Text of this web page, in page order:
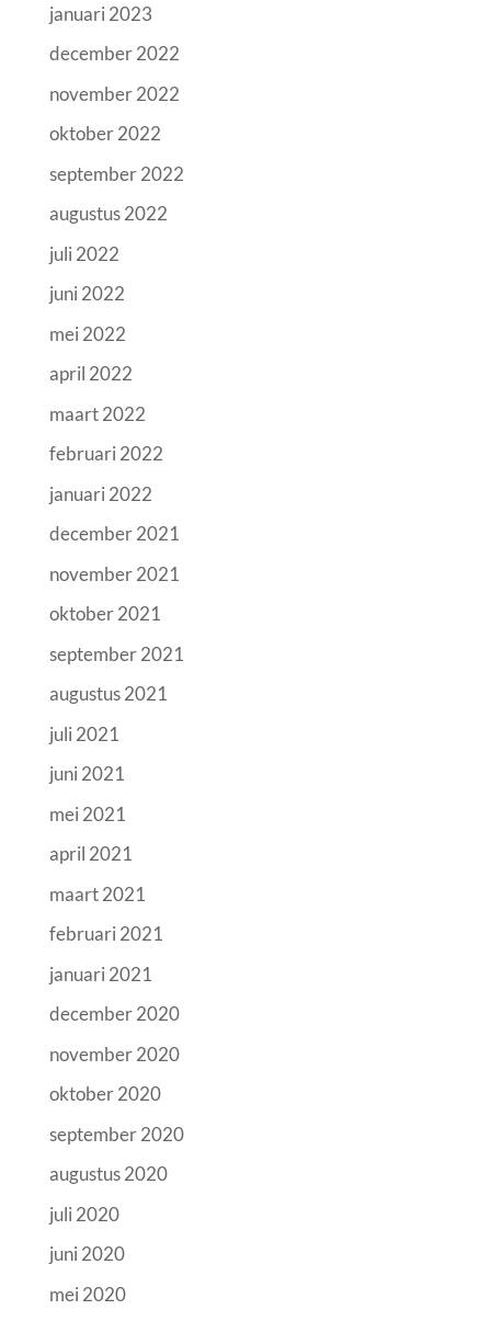
januari 2023
december 2022
november 2022
oktober 2022
september 2022
augustus 2022
juli 2022
juni 2022
mei 2022
april 2022
maart 2022
februari 2022
januari 2022
december 2021
november 2021
oktober 2021
september 2021
augustus 2021
juli 2021
juni 2021
mei 2021
april 2021
maart 2021
februari 2021
januari 2021
december 2020
november 2020
oktober 2020
september 2020
augustus 2020
juli 2020
juni 2020
mei 2020